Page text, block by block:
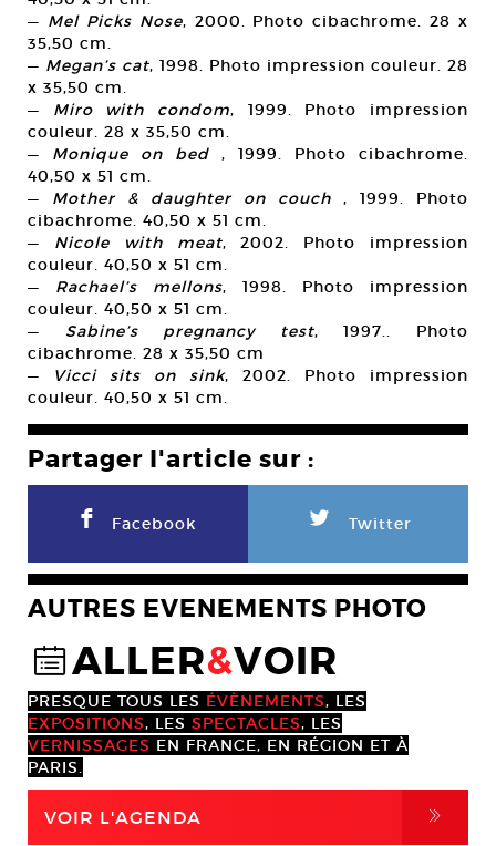
— Mel Picks Nose, 2000. Photo cibachrome. 28 x
35,50 cm.
— Megan’s cat, 1998. Photo impression couleur. 28
x 35,50 cm.
— Miro with condom, 1999. Photo impression
couleur. 28 x 35,50 cm.
— Monique on bed , 1999. Photo cibachrome.
40,50 x 51 cm.
— Mother & daughter on couch , 1999. Photo
cibachrome. 40,50 x 51 cm.
— Nicole with meat, 2002. Photo impression
couleur. 40,50 x 51 cm.
— Rachael’s mellons, 1998. Photo impression
couleur. 40,50 x 51 cm.
— Sabine’s pregnancy test, 1997.. Photo
cibachrome. 28 x 35,50 cm
—
Vicci sits on sink, 2002. Photo impression
couleur. 40,50 x 51 cm.
Partager l'article sur :
F Facebook L Twitter
AUTRES EVENEMENTS PHOTO
@ALLER&VOIR
PRESQUE TOUS LES ÉVÈNEMENTS, LES
EXPOSITIONS, LES SPECTACLES, LES
VERNISSAGES EN FRANCE, EN RÉGION ET À
PARIS.
VOIR L'AGENDA ,